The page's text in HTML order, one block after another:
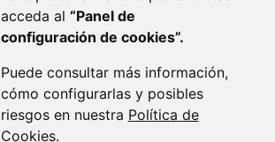
acceda al “Panel de
configuración de cookies”.
Puede consultar más información,
cómo configurarlas y posibles
riesgos en nuestra Política de
Cookies.